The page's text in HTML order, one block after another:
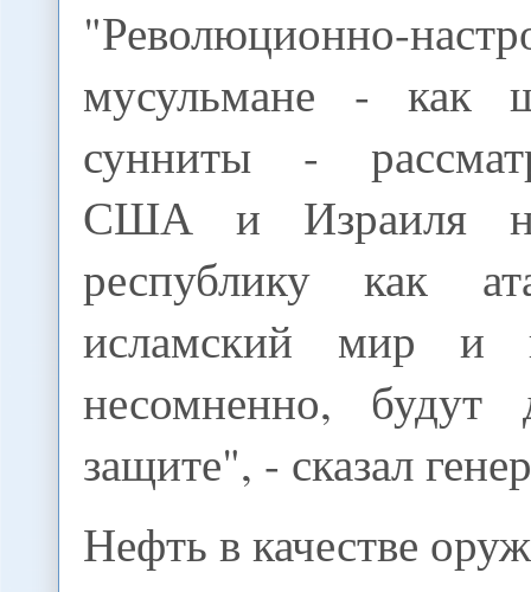
"Революционно-
мусульмане - как
сунниты -
США и Израиля
республику как
исламский мир и
несомненно,
защите", - сказал
Нефть в качестве